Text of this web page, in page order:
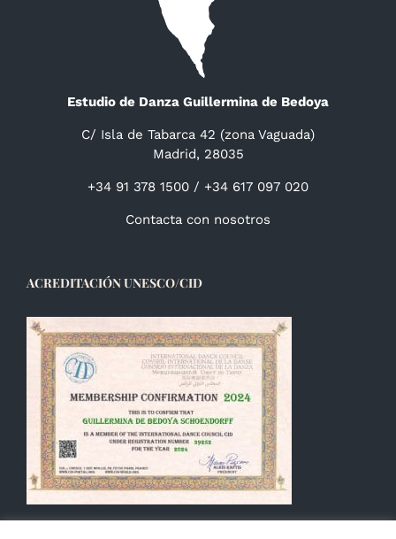
Estudio de Danza Guillermina de Bedoya
C/ Isla de Tabarca 42 (zona Vaguada)
Madrid, 28035
+34 91 378 1500 / +34 617 097 020
Contacta con nosotros
ACREDITACIÓN UNESCO/CID